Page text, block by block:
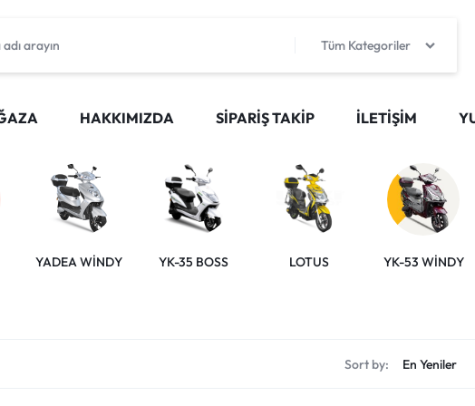
Tüm Kategoriler
HAKKIMIZDA SIPARIŞ TAKIP İLETIŞIM
YADEA WİNDY YK-35 BOSS LOTUS YK-53 WİNDY
Sort by: